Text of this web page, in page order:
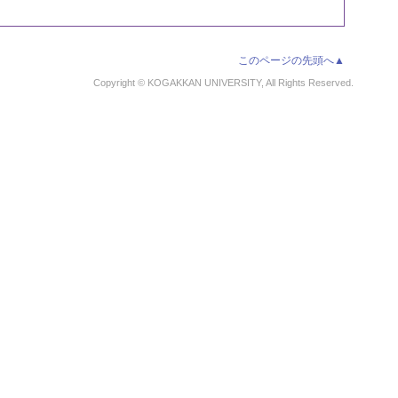
このページの先頭へ▲
Copyright © KOGAKKAN UNIVERSITY, All Rights Reserved.